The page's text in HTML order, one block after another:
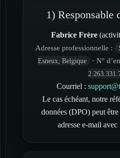
1) Responsable
Fabrice Frère
Adresse professionnelle :
Esneux, Belgique
· N°
Courriel :
Le cas échéant, notre
données (DPO) peut
adresse e-mail avec